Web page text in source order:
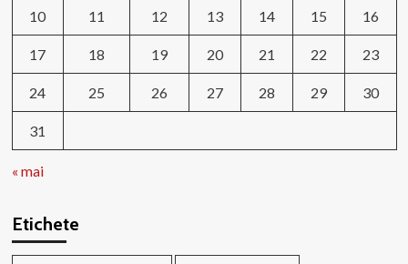
10 11 12 13 14 15 16
17 18 19 20 21 22 23
24 25 26 27 28 29 30
31
« mai
Etichete